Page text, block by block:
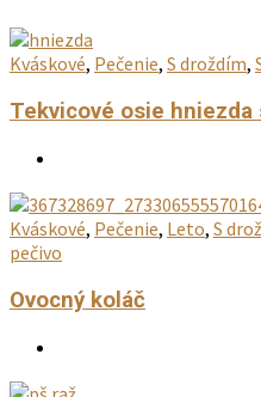
Kváskové, Pečenie, S droždím,
Tekvicové osie
Kváskové, Pečenie, Leto, S
pečivo
Ovocný koláč